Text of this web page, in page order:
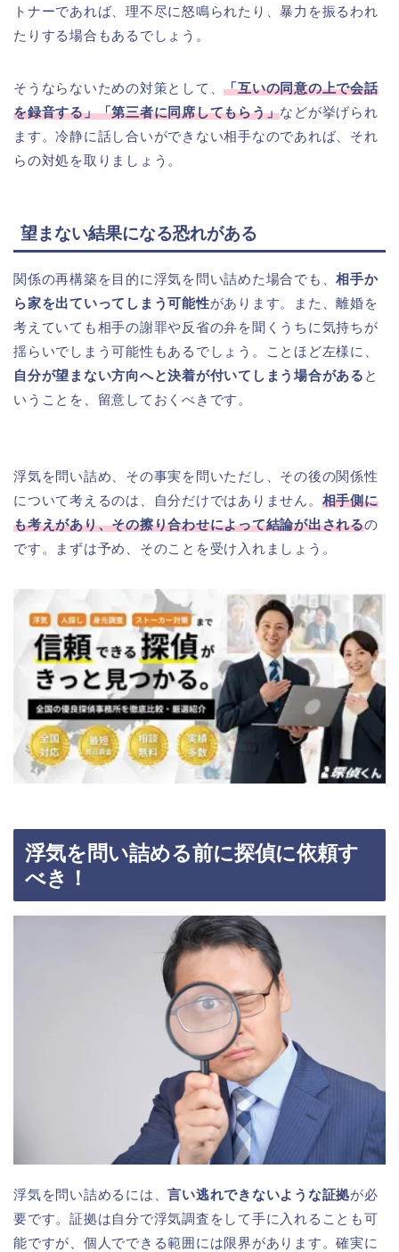
トナーであれば、理不尽に怒鳴られたり、暴力を振るわれ
たりする場合もあるでしょう。
そうならないための対策として、「互いの同意の上で会話
を録音する」「第三者に同席してもらう」などが挙げられ
ます。冷静に話し合いができない相手なのであれば、それ
らの対処を取りましょう。
望まない結果になる恐れがある
関係の再構築を目的に浮気を問い詰めた場合でも、相手か
ら家を出ていってしまう可能性があります。また、離婚を
考えていても相手の謝罪や反省の弁を聞くうちに気持ちが
揺らいでしまう可能性もあるでしょう。ことほど左様に、
自分が望まない方向へと決着が付いてしまう場合がある と
いうことを、留意しておくべきです。
浮気を問い詰め、その事実を問いただし、その後の関係性
について考えるのは、自分だけではありません。 相手側に
も考えがあり、その擦り合わせによって結論が出されるの
です。まずは予め、そのことを受け入れましょう。
浮気を問い詰める前に探偵に依頼す
べき！
浮気を問い詰めるには、言い逃れできないような証拠が必
要です。証拠は自分で浮気調査をして手に入れることも可
能ですが、個人でできる範囲には限界があります。確実に